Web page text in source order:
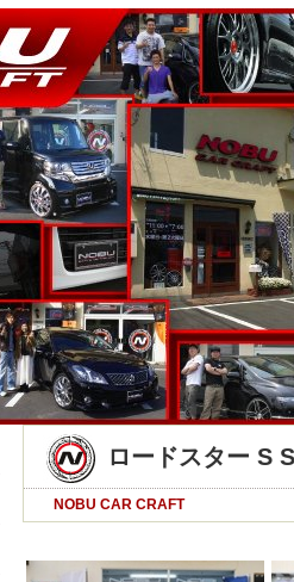
ロードスター S
NOBU CAR CRAFT